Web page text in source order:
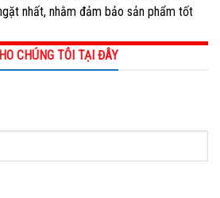
nhất, nhằm đảm bảo sản phẩm tốt
CHÚNG TÔI TẠI ĐÂY